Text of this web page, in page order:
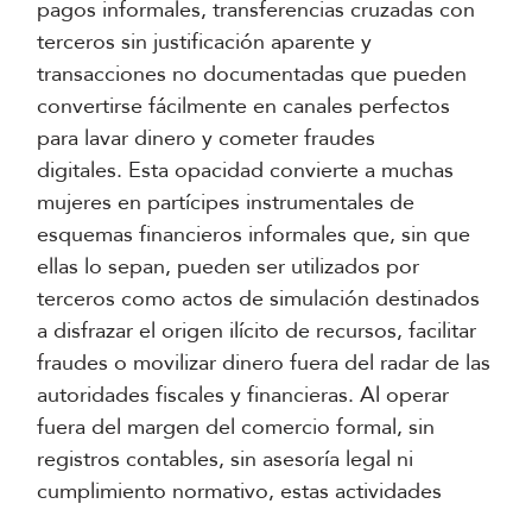
pagos informales, transferencias cruzadas con
terceros sin justificación aparente y
transacciones no documentadas que pueden
convertirse fácilmente en canales perfectos
para lavar dinero y cometer fraudes
digitales. Esta opacidad convierte a muchas
mujeres en partícipes instrumentales de
esquemas financieros informales que, sin que
ellas lo sepan, pueden ser utilizados por
terceros como actos de simulación destinados
a disfrazar el origen ilícito de recursos, facilitar
fraudes o movilizar dinero fuera del radar de las
autoridades fiscales y financieras. Al operar
fuera del margen del comercio formal, sin
registros contables, sin asesoría legal ni
cumplimiento normativo, estas actividades